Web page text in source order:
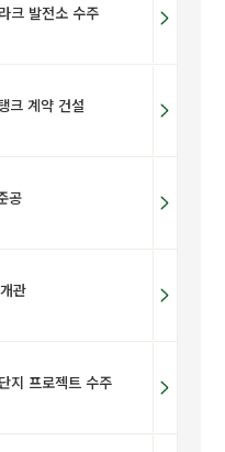
크 발전소 수주
크 계약 건설
공
관
지 프로젝트 수주